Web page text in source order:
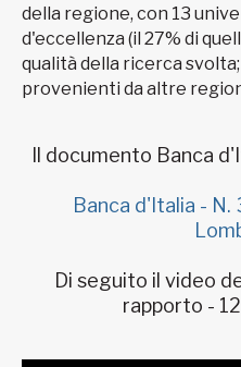
della regione, con 13
d'eccellenza (il 27% di
qualità della ricerca
provenienti da altre
Il documento Banca
Banca d'Italia - N.
Di seguito il video
rapporto -